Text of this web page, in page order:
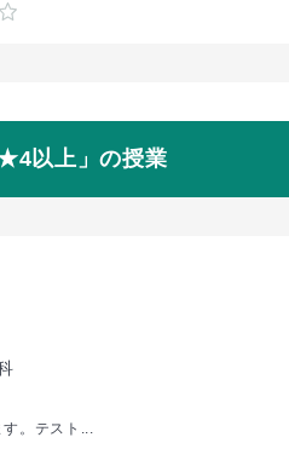
以上」の授業
。テスト...